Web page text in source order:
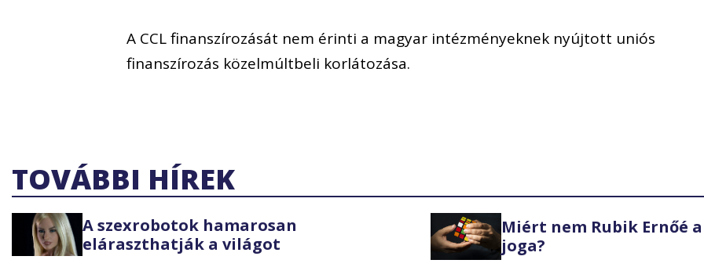
A CCL finanszírozását nem érinti a magyar intézményeknek nyújtott uniós
finanszírozás közelmúltbeli korlátozása.
TOVÁBBI HÍREK
A szexrobotok hamarosan
eláraszthatják a világot
Miért nem Rubik Ernőé
joga?